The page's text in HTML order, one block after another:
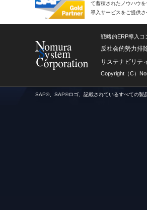
て蓄積されたノウハウ
導入サービスをご提供さ
戦略的ERP導入
反社会的勢力排
サステナビリテ
Copyright（C）
SAP®、SAP®ロゴ、記載されているすべての製